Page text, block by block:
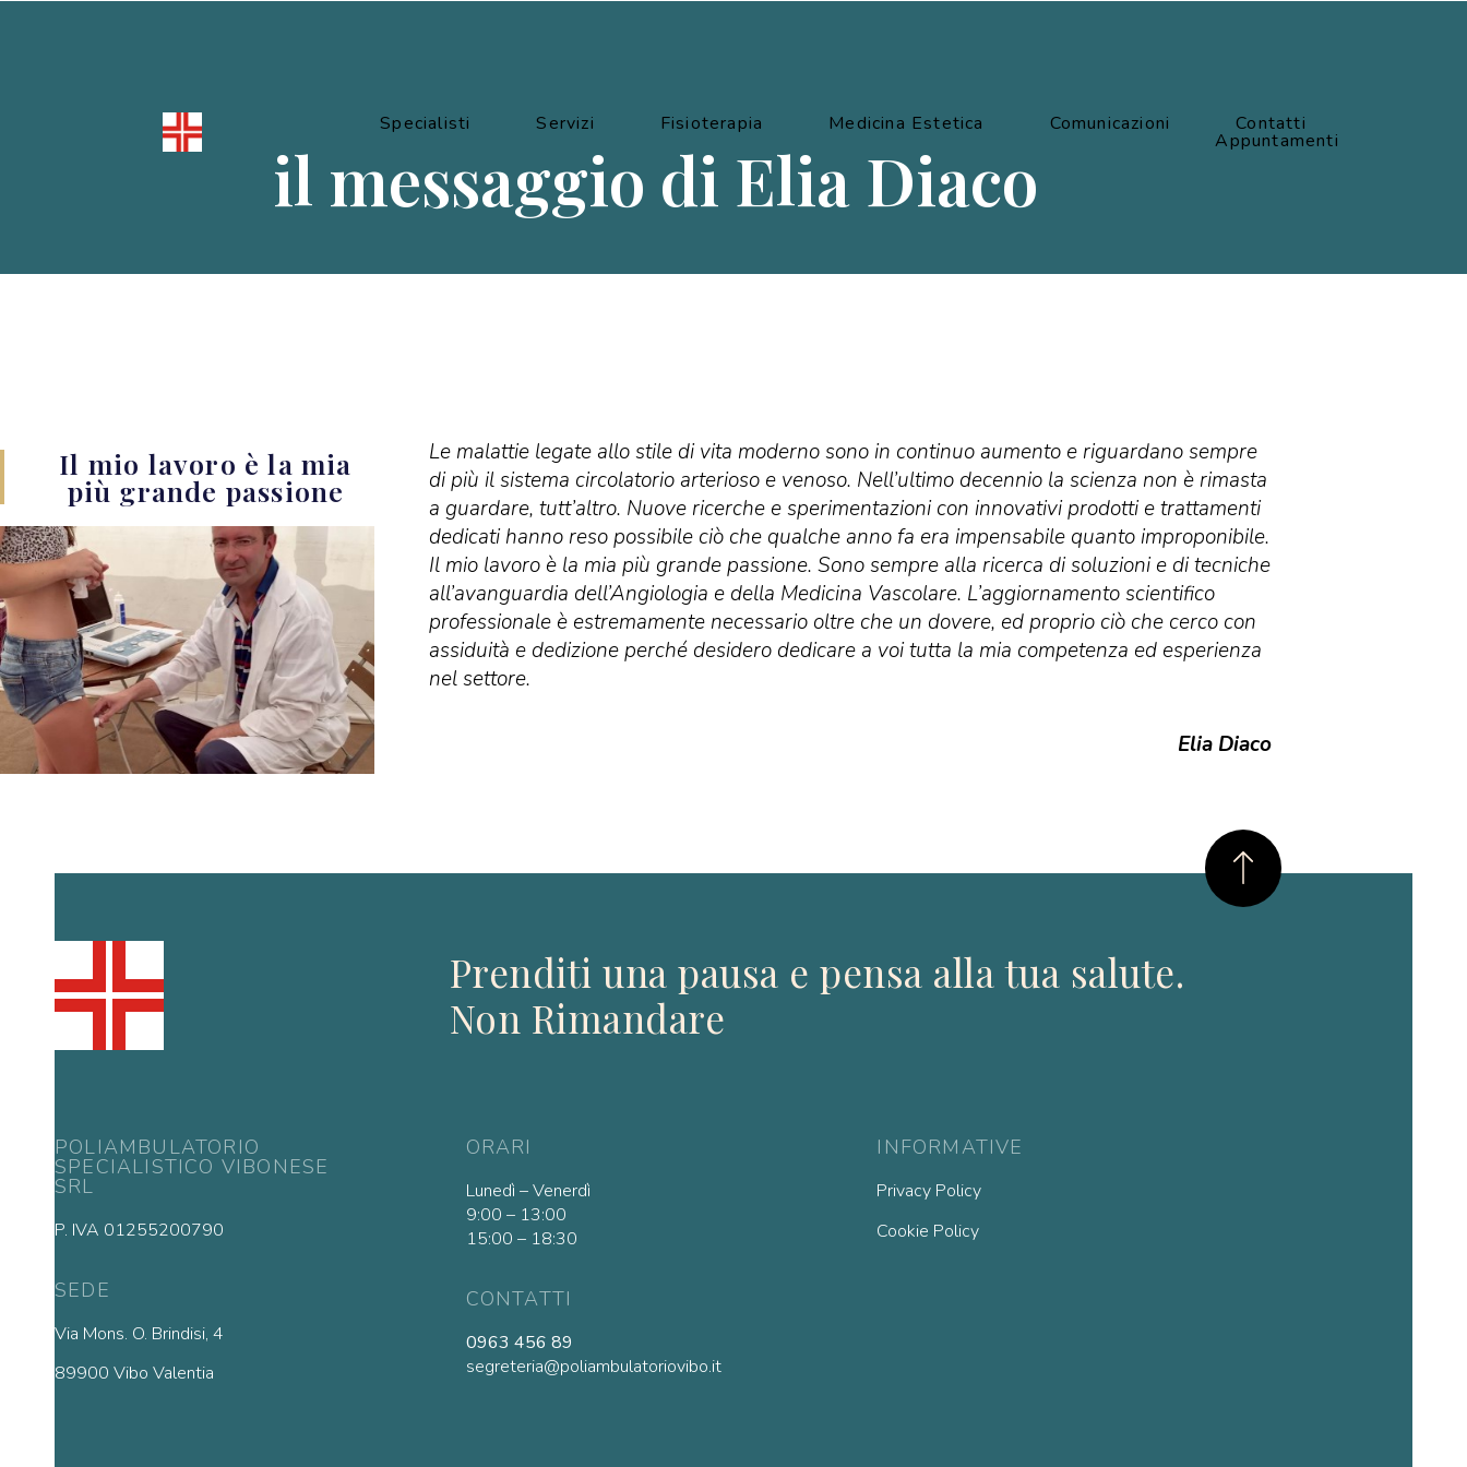
Specialisti Servizi Fisioterapia Medicina Estetica Comunicazioni Contatti
Appuntamenti
il messaggio di Elia Diaco
Il mio lavoro è la mia
più grande passione
Le malattie legate allo stile di vita moderno sono in continuo aumento e riguardano sempre
di più il sistema circolatorio arterioso e venoso. Nell’ultimo decennio la scienza non è rimasta
a guardare, tutt’altro. Nuove ricerche e sperimentazioni con innovativi prodotti e trattamenti
dedicati hanno reso possibile ciò che qualche anno fa era impensabile quanto improponibile.
Il mio lavoro è la mia più grande passione. Sono sempre alla ricerca di soluzioni e di tecniche
all’avanguardia dell’Angiologia e della Medicina Vascolare. L’aggiornamento scientifico
professionale è estremamente necessario oltre che un dovere, ed proprio ciò che cerco con
assiduità e dedizione perché desidero dedicare a voi tutta la mia competenza ed esperienza
nel settore.
Elia Diaco
Prenditi una pausa e pensa alla tua salute.
Non Rimandare
POLIAMBULATORIO
SPECIALISTICO VIBONESE
SRL
P. IVA 01255200790
SEDE
Via Mons. O. Brindisi, 4
89900 Vibo Valentia
ORARI
Lunedì – Venerdì
9:00 – 13:00
15:00 – 18:30
CONTATTI
0963 456 89
segreteria@poliambulatoriovibo.it
INFORMATIVE
Privacy Policy
Cookie Policy